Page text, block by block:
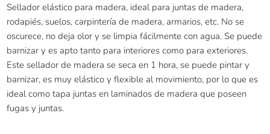
Sellador elástico para madera, ideal para juntas de madera,
rodapiés, suelos, carpintería de madera, armarios, etc. No se
oscurece, no deja olor y se limpia fácilmente con agua. Se puede
barnizar y es apto tanto para interiores como para exteriores.
Este sellador de madera se seca en 1 hora, se puede pintar y
barnizar, es muy elástico y flexible al movimiento, por lo que es
ideal como tapa juntas en laminados de madera que poseen
fugas y juntas.